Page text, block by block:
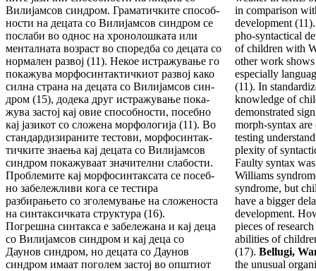
Вили­јамсов синдром. Граматич­ки­те способ­
нос­ти на децата со Вили­јам­сов синдром се
послаби во однос на хро­нолошката или
менталната воз­раст во споредба со децата со
нормален развој (11). Некое истра­жу­­вање го
по­ка­жува морфо­син­тактичкиот раз­вој како
сил­на страна на децата со Вилијамсов син­
дром (15), додека друг истражување пока­
жу­ва застој кај овие способ­ности, посебно
кај јазикот со сло­же­на морфо­ло­ги­ја (11). Во
стан­дар­ди­зи­ра­ните тестови, мор­фосинтак­
тич­ките знае­­ња кај децата со Вилијамсов
синдром по­ка­жу­ваат зна­чителни слабос­ти.
Проблемите кај мор­фо­син­таксата се посеб­
но забележливи кога се тес­тира
разбирањето со зголемување на сло­же­носта
на синтаксичката струк­тура (16).
Погрешна синтакса е забележана и кај деца
со Вилијамсов синдром и кај деца со
Даунов син­дром, но децата со Дау­нов
синдром имаат пого­лем застој во општиот
in compari­son
development
pho-syntactical
of children with
other work
especially
(11). In
knowl­edge of
demon­strated
morph-syntax
testing
plexity of
Faulty syntax
Williams
syndrome, but
have a bigger
develop­ment.
pieces of
abilities of
(17). Bellugi,
the unusual